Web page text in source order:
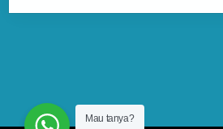
Mau tanya?